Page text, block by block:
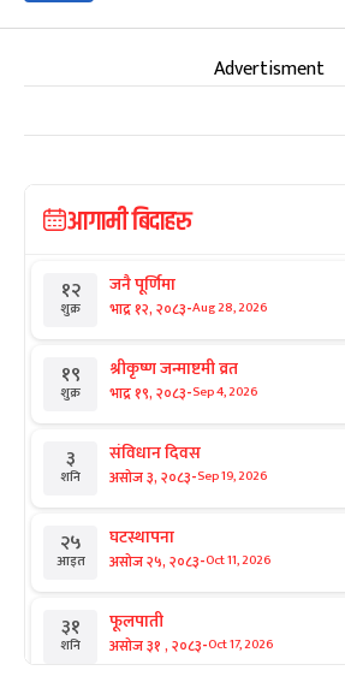
Advertisment
आगामी बिदाहरु
१२
शुक्र
जनै पूर्णिमा
भाद्र १२, २०८३-Aug 28, 2026
१९
शुक्र
श्रीकृष्ण जन्माष्टमी व्रत
भाद्र १९, २०८३-Sep 4, 2026
३
शनि
संविधान दिवस
असोज ३, २०८३-Sep 19, 2026
२५
आइत
घटस्थापना
असोज २५, २०८३-Oct 11, 2026
३१
शनि
फूलपाती
असोज ३१ , २०८३-Oct 17, 2026